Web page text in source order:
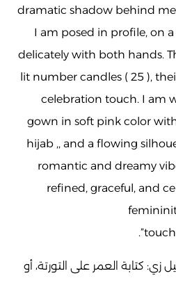
dramatic shadow behind
I am posed in profile, on
delicately with both hands.
lit number candles ( 25 ),
celebration touch. I am
gown in soft pink color
hijab ,, and a flowing
romantic and dreamy
refined, graceful, and
كتابة العمر على التورتة، أو